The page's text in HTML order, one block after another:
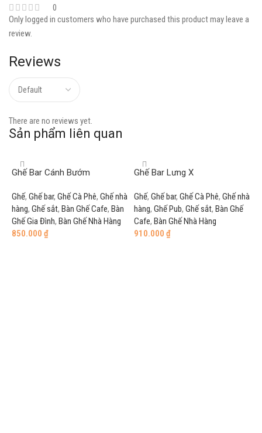
0
Reviews
There are no reviews yet.
Only logged in customers who have purchased this product may leave a
review.
Sản phẩm liên quan
Ghế Bar Cánh Bướm
Ghế, Ghế bar, Ghế Cà Phê, Ghế nhà
hàng, Ghế sắt, Bàn Ghế Cafe, Bàn
Ghế Gia Đình, Bàn Ghế Nhà Hàng
850.000 ₫
Ghế Bar Lưng X
Ghế, Ghế bar, Ghế Cà Phê, Ghế nhà
hàng, Ghế Pub, Ghế sắt, Bàn Ghế
Cafe, Bàn Ghế Nhà Hàng
910.000 ₫